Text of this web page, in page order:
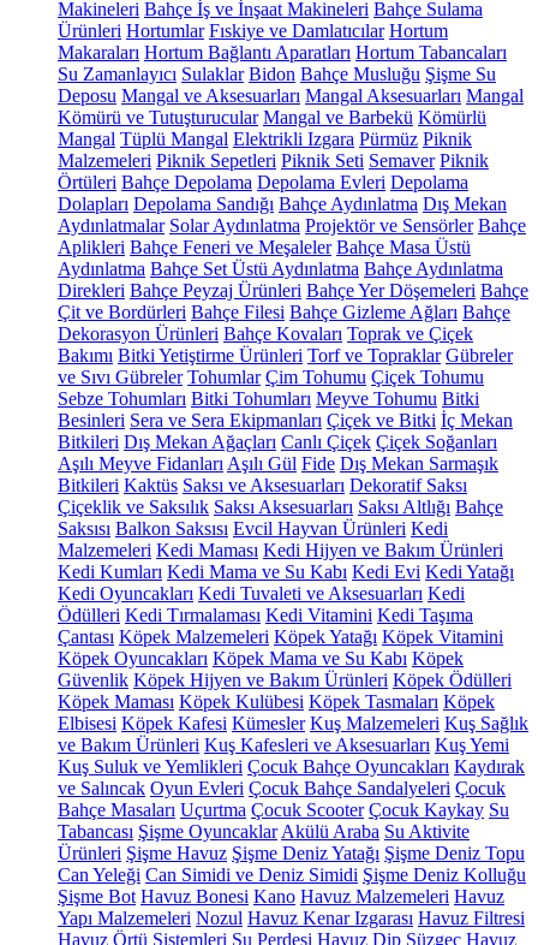
Makineleri Bahçe İş ve İnşaat Makineleri Bahçe Sulama
Ürünleri Hortumlar Fıskiye ve Damlatıcılar Hortum
Makaraları Hortum Bağlantı Aparatları Hortum Tabancaları
Su Zamanlayıcı Sulaklar Bidon Bahçe Musluğu Şişme Su
Deposu Mangal ve Aksesuarları Mangal Aksesuarları Mangal
Kömürü ve Tutuşturucular Mangal ve Barbekü Kömürlü
Mangal Tüplü Mangal Elektrikli Izgara Pürmüz Piknik
Malzemeleri Piknik Sepetleri Piknik Seti Semaver Piknik
Örtüleri Bahçe Depolama Depolama Evleri Depolama
Dolapları Depolama Sandığı Bahçe Aydınlatma Dış Mekan
Aydınlatmalar Solar Aydınlatma Projektör ve Sensörler Bahçe
Aplikleri Bahçe Feneri ve Meşaleler Bahçe Masa Üstü
Aydınlatma Bahçe Set Üstü Aydınlatma Bahçe Aydınlatma
Direkleri Bahçe Peyzaj Ürünleri Bahçe Yer Döşemeleri Bahçe
Çit ve Bordürleri Bahçe Filesi Bahçe Gizleme Ağları Bahçe
Dekorasyon Ürünleri Bahçe Kovaları Toprak ve Çiçek
Bakımı Bitki Yetiştirme Ürünleri Torf ve Topraklar Gübreler
ve Sıvı Gübreler Tohumlar Çim Tohumu Çiçek Tohumu
Sebze Tohumları Bitki Tohumları Meyve Tohumu Bitki
Besinleri Sera ve Sera Ekipmanları Çiçek ve Bitki İç Mekan
Bitkileri Dış Mekan Ağaçları Canlı Çiçek Çiçek Soğanları
Aşılı Meyve Fidanları Aşılı Gül Fide Dış Mekan Sarmaşık
Bitkileri Kaktüs Saksı ve Aksesuarları Dekoratif Saksı
Çiçeklik ve Saksılık Saksı Aksesuarları Saksı Altlığı Bahçe
Saksısı Balkon Saksısı Evcil Hayvan Ürünleri Kedi
Malzemeleri Kedi Maması Kedi Hijyen ve Bakım Ürünleri
Kedi Kumları Kedi Mama ve Su Kabı Kedi Evi Kedi Yatağı
Kedi Oyuncakları Kedi Tuvaleti ve Aksesuarları Kedi
Ödülleri Kedi Tırmalaması Kedi Vitamini Kedi Taşıma
Çantası Köpek Malzemeleri Köpek Yatağı Köpek Vitamini
Köpek Oyuncakları Köpek Mama ve Su Kabı Köpek
Güvenlik Köpek Hijyen ve Bakım Ürünleri Köpek Ödülleri
Köpek Maması Köpek Kulübesi Köpek Tasmaları Köpek
Elbisesi Köpek Kafesi Kümesler Kuş Malzemeleri Kuş Sağlık
ve Bakım Ürünleri Kuş Kafesleri ve Aksesuarları Kuş Yemi
Kuş Suluk ve Yemlikleri Çocuk Bahçe Oyuncakları Kaydırak
ve Salıncak Oyun Evleri Çocuk Bahçe Sandalyeleri Çocuk
Bahçe Masaları Uçurtma Çocuk Scooter Çocuk Kaykay Su
Tabancası Şişme Oyuncaklar Akülü Araba Su Aktivite
Ürünleri Şişme Havuz Şişme Deniz Yatağı Şişme Deniz Topu
Can Yeleği Can Simidi ve Deniz Simidi Şişme Deniz Kolluğu
Şişme Bot Havuz Bonesi Kano Havuz Malzemeleri Havuz
Yapı Malzemeleri Nozul Havuz Kenar Izgarası Havuz Filtresi
Havuz Örtü Sistemleri Su Perdesi Havuz Dip Süzgeç Havuz